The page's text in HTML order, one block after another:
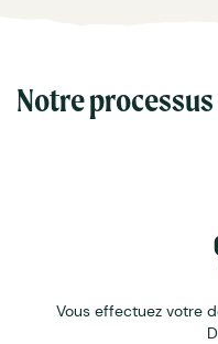
Vernis : recto/
Marquage type : 4
Le prix affiché sur le
quadri et un emballage
Notre
Vous effectuez votre